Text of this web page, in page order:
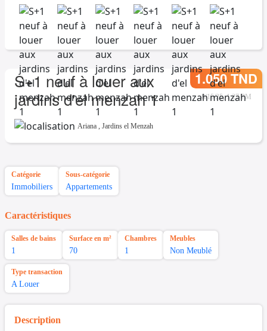
S+1 neuf à louer aux
jardins d'el menzah 1
1.050 TND
8/15/25, 1:27 PM
Ariana , Jardins el Menzah
Catégorie
Immobiliers
Sous-catégorie
Appartements
Caractéristiques
Salles de bains
1
Surface en m²
70
Chambres
1
Meubles
Non Meublé
Type transaction
A Louer
Description